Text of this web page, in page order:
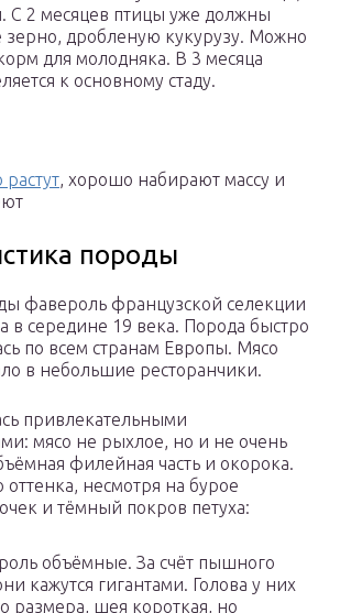
С 2 месяцев птицы уже должны
зерно, дробленую кукурузу. Можно
для молодняка. В 3 месяца
к основному стаду.
, хорошо набирают массу и
породы
фавероль французской селекции
в середине 19 века. Порода быстро
по всем странам Европы. Мясо
в небольшие ресторанчики.
привлекательными
мясо не рыхлое, но и не очень
филейная часть и окорока.
несмотря на бурое
и тёмный покров петуха:
объёмные. За счёт пышного
кажутся гигантами. Голова у них
размера, шея короткая, но